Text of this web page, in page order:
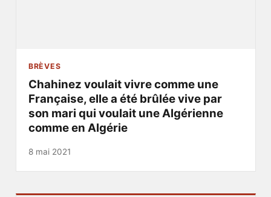
BRÈVES
Chahinez voulait vivre comme une
Française, elle a été brûlée vive par
son mari qui voulait une Algérienne
comme en Algérie
8 mai 2021